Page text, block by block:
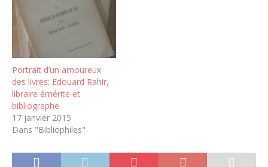
Portrait d’un amoureux
des livres: Edouard Rahir,
libraire émérite et
bibliographe
17 janvier 2015
Dans "Bibliophiles"